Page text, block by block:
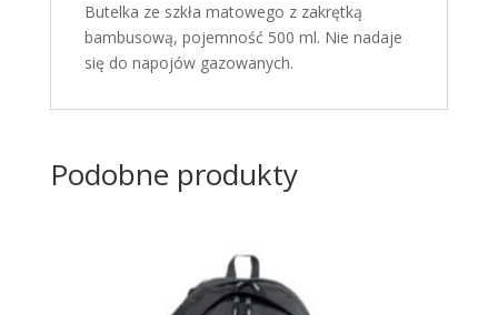
Butelka ze szkła matowego z zakrętką
bambusową, pojemność 500 ml. Nie nadaje
się do napojów gazowanych.
Podobne produkty